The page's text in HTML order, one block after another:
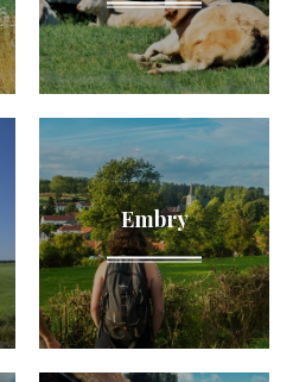
Embry